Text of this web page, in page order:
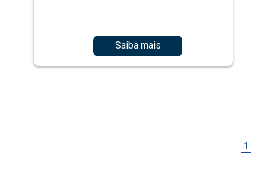
Saiba mais
1